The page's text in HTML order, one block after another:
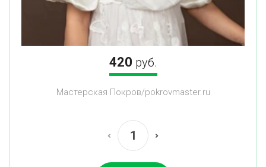
420 руб.
Мастерская Покров/pokrovmaster.ru